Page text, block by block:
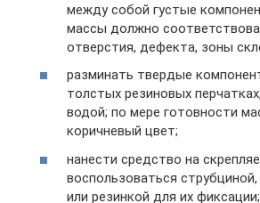
между собой густые
массы должно
отверстия, дефекта, зоны
разминать твердые
толстых резиновых
водой; по мере готовности
коричневый цвет;
нанести средство на
воспользоваться
или резинкой для их фиксации;